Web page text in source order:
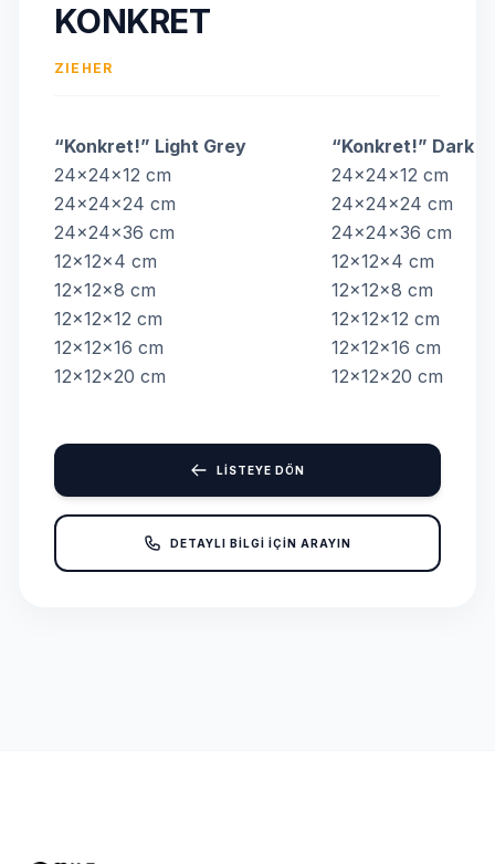
KONKRET
ZIEHER
“Konkret!” Light Grey
24x24x12 cm
24x24x24 cm
24x24x36 cm
12x12x4 cm
12x12x8 cm
12x12x12 cm
12x12x16 cm
12x12x20 cm
“Konkret!” Dark
24x24x12 cm
24x24x24 cm
24x24x36 cm
12x12x4 cm
12x12x8 cm
12x12x12 cm
12x12x16 cm
12x12x20 cm
LİSTEYE DÖN
DETAYLI BİLGİ İÇİN ARAYIN